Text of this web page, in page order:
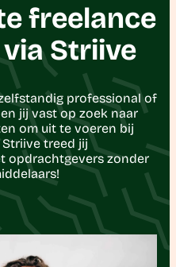
freelance
Striive
professional of
jij vast op zoek naar
om uit te voeren bij
treed jij
opdrachtgevers zonder